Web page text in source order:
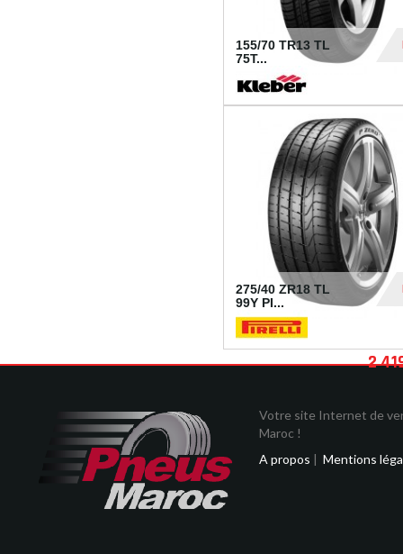
155/70 TR13 TL
75T...
275/40 ZR18 TL
99Y PI...
2
Votre site Internet de
Maroc !
A propos | Mentions